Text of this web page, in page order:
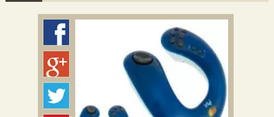
Colmeia Exchange